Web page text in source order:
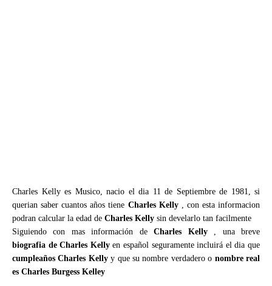
Charles Kelly es Musico, nacio el dia 11 de Septiembre de 1981, si
querian saber cuantos años tiene Charles Kelly , con esta informacion
podran calcular la edad de Charles Kelly sin develarlo tan facilmente
Siguiendo con mas información deCharles Kelly , una breve
biografia de Charles Kellyen español seguramente incluirá el dia que
cumpleaños Charles Kellyy que su nombre verdadero o nombre real
es Charles Burgess Kelley